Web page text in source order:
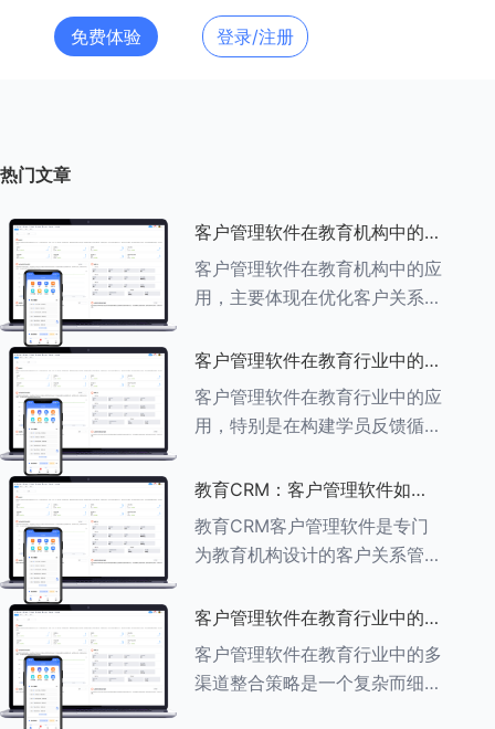
免费体验 登录/注册
热门文章
客户管理软件在教育机构中的应
用探索
客户管理软件在教育机构中的应
用，主要体现在优化客户关系管
作效率及促进业务增长等多个方
面。以下是对客户管理软件在教
育机构中应用的具体探索：
###一、
客户管理软件在教育行业中的学
员反馈循环机制
客户管理软件在教育行业中的应
用，特别是在构建学员反馈循环
用。以下是对客户管理软件在教
育行业中学员反馈循环机制的详
细分析： ###一、学员反馈循
环机制
教育CRM：客户管理软件如何
助力教育机构实现可持续发展
教育CRM客户管理软件是专门
为教育机构设计的客户关系管理
家长、教师及其他相关方的互
动，对教育机构实现可持续发展
具有重要意义。以下是教育
CRM如何助力教育
客户管理软件在教育行业中的多
渠道整合策略
客户管理软件在教育行业中的多
渠道整合策略是一个复杂而细致